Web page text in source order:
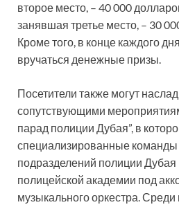
второе место, – 40 000
занявшая третье место, – 30
Кроме того, в конце каждого
вручаться денежные призы.
Посетители также могут
сопутствующими
парад полиции Дубая”, в
специализированные команды
подразделений полиции Дубая
полицейской академии под
музыкального оркестра.